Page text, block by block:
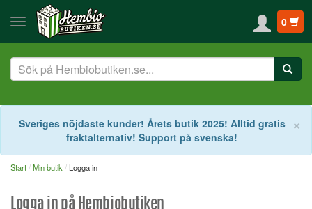
0
×
Sveriges nöjdaste kunder! Årets butik 2025! Alltid gratis
fraktalternativ! Support på svenska!
Start Min butik Logga in
Logga in på Hembiobutiken